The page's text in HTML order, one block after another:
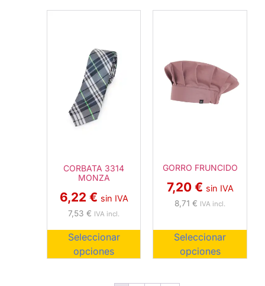
CORBATA 3314
MONZA
6,22 € sin IVA
7,53€ IVA incl.
Seleccionar
opciones
GORRO FRUNCIDO
7,20 € sin IVA
8,71€ IVA incl.
Seleccionar
opciones